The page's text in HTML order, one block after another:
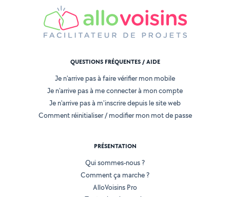
QUESTIONS FRÉQUENTES / AIDE
Je n'arrive pas à faire vérifier mon mobile
Je n'arrive pas à me connecter à mon compte
Je n'arrive pas à m'inscrire depuis le site web
Comment réinitialiser / modifier mon mot de passe
PRÉSENTATION
Qui sommes-nous ?
Comment ça marche ?
AlloVoisins Pro